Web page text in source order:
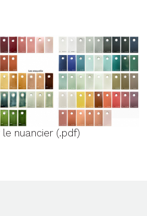
le nuancier (.pdf)